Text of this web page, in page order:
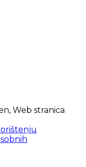
, Web stranica